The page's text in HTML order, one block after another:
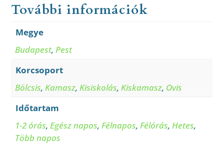
További információk
Megye
Budapest,Pest
Korcsoport
Bölcsis,Kamasz,Kisiskolás,Kiskamasz, Ovis
Időtartam
1-2 órás,Egész napos,Félnapos,Félórás,Hetes,
Több napos